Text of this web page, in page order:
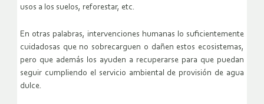
usos a los suelos, reforestar, etc.
En otras palabras, intervenciones humanas lo suficientemente
cuidadosas que no sobrecarguen o dañen estos ecosistemas,
pero que además los ayuden a recuperarse para que puedan
seguir cumpliendo el servicio ambiental de provisión de agua
dulce.